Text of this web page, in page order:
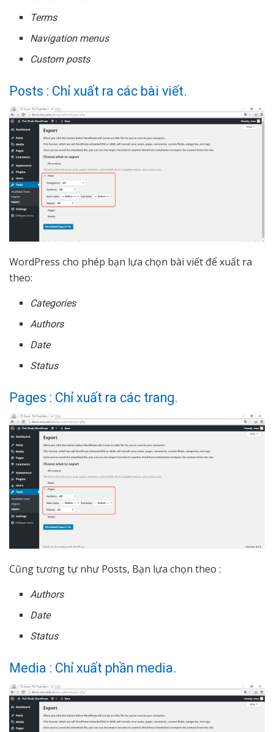
Terms
Navigation menus
Custom posts
Posts : Chỉ xuất ra các bài viết.
WordPress cho phép bạn lựa chọn bài viết để xuất ra
theo:
Categories
Authors
Date
Status
Pages : Chỉ xuất ra các trang.
Cũng tương tự như Posts, Bạn lựa chọn theo :
Authors
Date
Status
Media : Chỉ xuất phần media.